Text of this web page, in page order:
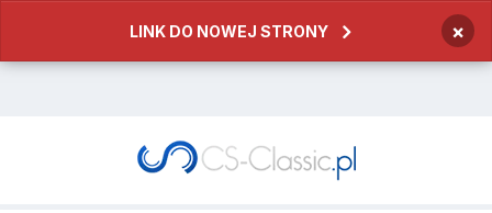
LINK DO NOWEJ STRONY ×